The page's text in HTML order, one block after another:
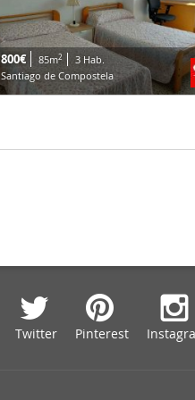
800€ 85m2
3 Hab.
Santiago de Compostela
Twitter Pinterest